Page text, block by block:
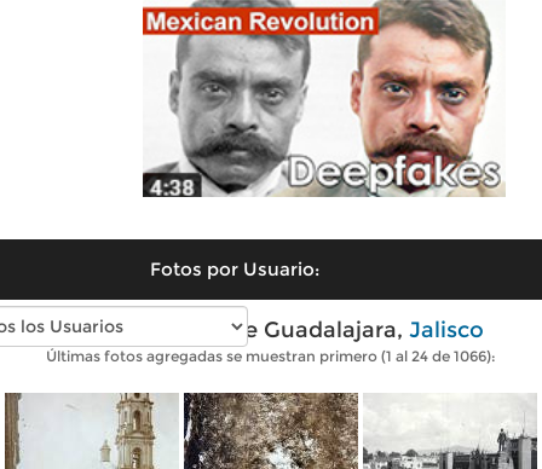
Fotos por Usuario:
Fotos antiguas de Guadalajara, Jalisco
Últimas fotos agregadas se muestran primero (1 al 24 de 1066):